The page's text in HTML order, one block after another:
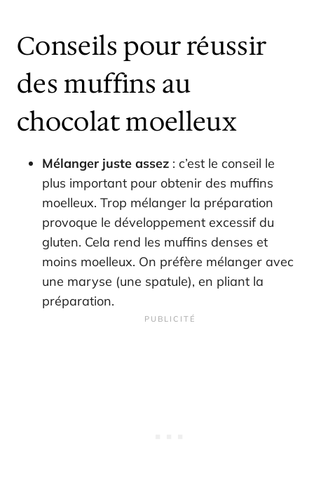
Conseils pour réussir
des muffins au
chocolat moelleux
Mélanger juste assez : c’est le conseil le
plus important pour obtenir des muffins
moelleux. Trop mélanger la préparation
provoque le développement excessif du
gluten. Cela rend les muffins denses et
moins moelleux. On préfère mélanger avec
une maryse (une spatule), en pliant la
préparation.